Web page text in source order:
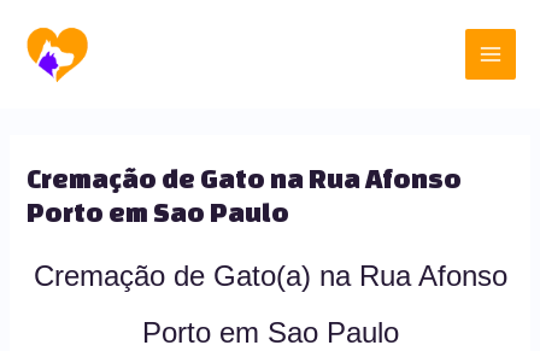
para
conteúdo
Main
Cremação de Gato na Rua Afonso
Porto em Sao Paulo
Cremação de Gato(a) na Rua Afonso
Porto em Sao Paulo